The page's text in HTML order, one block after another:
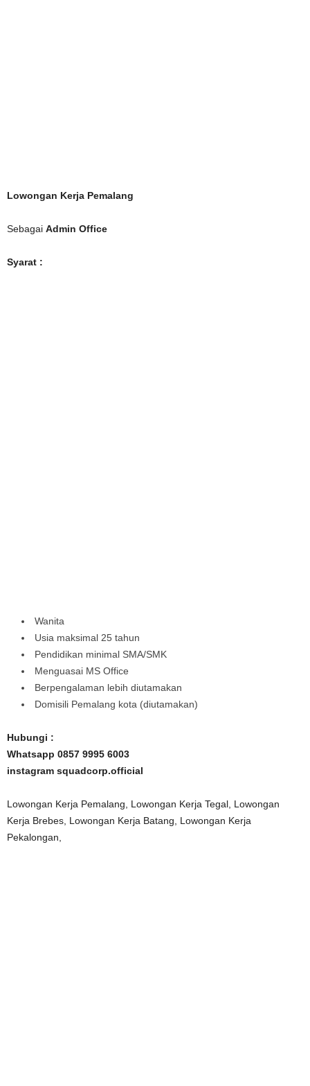
Lowongan Kerja Pemalang
Sebagai Admin Office
Syarat :
Wanita
Usia maksimal 25 tahun
Pendidikan minimal SMA/SMK
Menguasai MS Office
Berpengalaman lebih diutamakan
Domisili Pemalang kota (diutamakan)
Hubungi :
Whatsapp 0857 9995 6003
instagram squadcorp.official
Lowongan Kerja Pemalang, Lowongan Kerja Tegal, Lowongan
Kerja Brebes, Lowongan Kerja Batang, Lowongan Kerja
Pekalongan,